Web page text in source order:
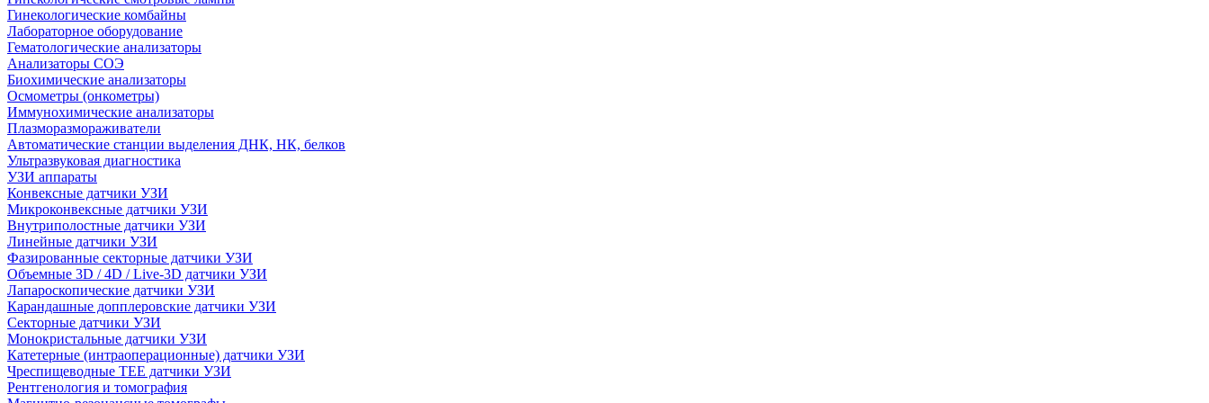
Гинекологические комбайны
Лабораторное оборудование
Гематологические анализаторы
Анализаторы СОЭ
Биохимические анализаторы
Осмометры (онкометры)
Иммунохимические анализаторы
Плазморазмораживатели
Автоматические станции выделения ДНК, НК, белков
Ультразвуковая диагностика
УЗИ аппараты
Конвексные датчики УЗИ
Микроконвексные датчики УЗИ
Внутриполостные датчики УЗИ
Линейные датчики УЗИ
Фазированные секторные датчики УЗИ
Объемные 3D / 4D / Live-3D датчики УЗИ
Лапароскопические датчики УЗИ
Карандашные допплеровские датчики УЗИ
Секторные датчики УЗИ
Монокристальные датчики УЗИ
Катетерные (интраоперационные) датчики УЗИ
Чреспищеводные TEE датчики УЗИ
Рентгенология и томография